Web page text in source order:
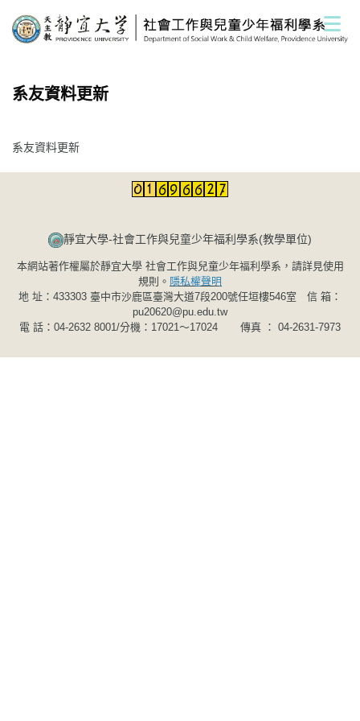
到
主
容
系友資料更新
系友資料更新
靜宜大學-社會工作與兒童少年福利學系(教學單位)​​​​​
本網站著作權屬於靜宜大學 社會工作與兒童少年福利學系，請詳見使用
規則。 隱私權聲明
地 址：433303 臺中市沙鹿區臺灣大道7段200號任垣樓546室 信 箱：
pu20620@pu.edu.tw
電 話：04-2632 8001/分機：17021～17024 傳真 ： 04-2631-7973